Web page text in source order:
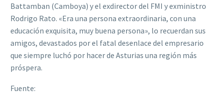
Battamban (Camboya) y el exdirector del FMI y exministro
Rodrigo Rato. «Era una persona extraordinaria, con una
educación exquisita, muy buena persona», lo recuerdan sus
amigos, devastados por el fatal desenlace del empresario
que siempre luchó por hacer de Asturias una región más
próspera.
Fuente: